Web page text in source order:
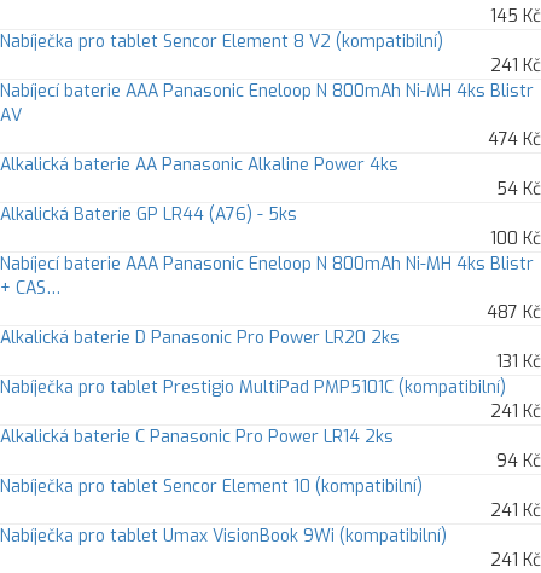
145 Kč
Nabíječka pro tablet Sencor Element 8 V2 (kompatibilní)
241 Kč
Nabíjecí baterie AAA Panasonic Eneloop N 800mAh Ni-MH 4ks Blistr
AV
474 Kč
Alkalická baterie AA Panasonic Alkaline Power 4ks
54 Kč
Alkalická Baterie GP LR44 (A76) - 5ks
100 Kč
Nabíjecí baterie AAA Panasonic Eneloop N 800mAh Ni-MH 4ks Blistr
+ CAS…
487 Kč
Alkalická baterie D Panasonic Pro Power LR20 2ks
131 Kč
Nabíječka pro tablet Prestigio MultiPad PMP5101C (kompatibilní)
241 Kč
Alkalická baterie C Panasonic Pro Power LR14 2ks
94 Kč
Nabíječka pro tablet Sencor Element 10 (kompatibilní)
241 Kč
Nabíječka pro tablet Umax VisionBook 9Wi (kompatibilní)
241 Kč